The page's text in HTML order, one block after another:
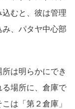
むと、彼は管理
、パタヤ中心部
は明らかにでき
場所に、倉庫で
は「第２倉庫」